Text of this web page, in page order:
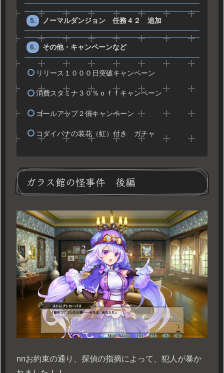
ノーマルダンジョン 任務４２ 追加
その他・キャンペーンなど
リリース１０００日突破キャンペーン
消費スタミナ３０％ｏｆｆキャンペーン
ゴールアップ２倍キャンペーン
コダイバナの装花（虹）付き ガチャ
ガラス館の怪事件 後編
nnお約束の通り、探偵の指摘によって、犯人が暴か